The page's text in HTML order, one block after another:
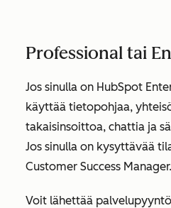
Professional tai
Jos sinulla on HubSpot
käyttää tietopohjaa,
takaisinsoittoa, chattia ja
Jos sinulla on kysyttävää
Customer Success Manager.
Voit lähettää